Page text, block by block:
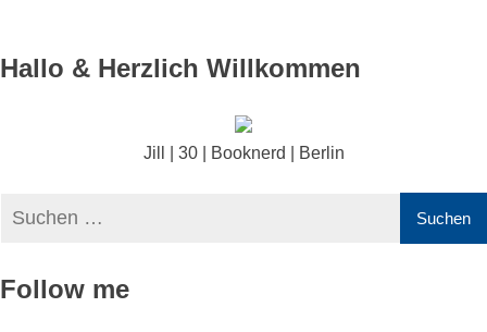
Hallo & Herzlich Willkommen
Jill | 30 | Booknerd | Berlin
Follow me